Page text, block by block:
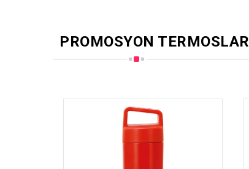
PROMOSYON TERMOSLAR